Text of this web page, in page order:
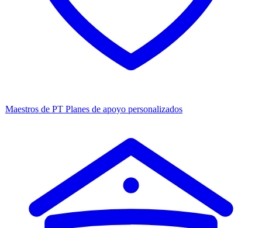
Maestros de PT Planes de apoyo personalizados